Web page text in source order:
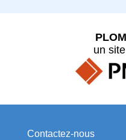
un
Contactez-nous